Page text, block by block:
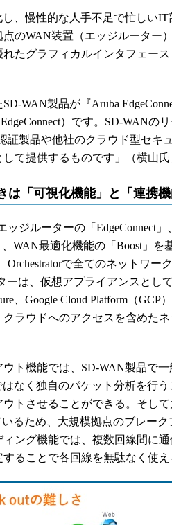
、慢性的な人手不足で忙しいIT
のWAN装置（エッジルーター
れたグラフィカルインタフェー
WAN製品が『Aruba
）です。SD-WANの
証製品や他社のクラウド型セキ
て提供するものです」（横山氏
は「可視化機能」と「連携機
ッジルーターの「EdgeConnect
WAN最適化機能の「Boost」を
Orchestratorで全てのネットワー
は、仮想アプライアンスとして
、Google Cloud Platform（GCP
ラウドへのアクセスを含めた
ト機能では、SD-WAN製品で一
はなく独自のパケット分析を行
トさせることができる。そし
いるため、大規模拠点のブレーク
ング機能では、複数回線間に
ることで各回線を無駄なく使え